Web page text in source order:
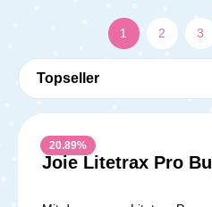
1 2 3
20.89%
Joie Litetrax Pro